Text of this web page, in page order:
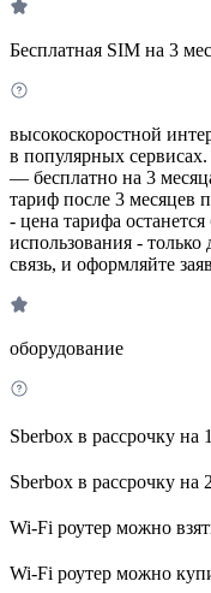
Бесплатная SIM на 3
высокоскоростной
в популярных
— бесплатно на 3
тариф после 3 месяцев
- цена тарифа
использования -
связь, и оформляйте
оборудование
Sberbox в рассрочку на
Sberbox в рассрочку на
Wi-Fi роутер можно
Wi-Fi роутер можно